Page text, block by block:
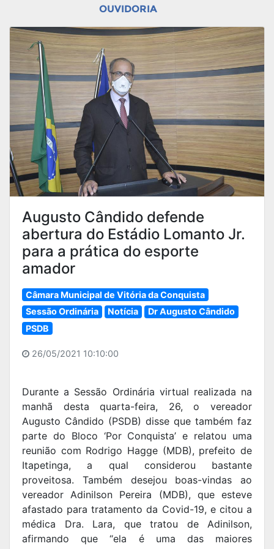
OUVIDORIA
Augusto Cândido defende
abertura do Estádio Lomanto Jr.
para a prática do esporte
amador
Câmara Municipal de Vitória da Conquista
Sessão Ordinária
Notícia
Dr Augusto Cândido
PSDB
26/05/2021 10:10:00
Durante a Sessão Ordinária virtual realizada na
manhã desta quarta-feira, 26, o vereador
Augusto Cândido (PSDB) disse que também faz
parte do Bloco ‘Por Conquista’ e relatou uma
reunião com Rodrigo Hagge (MDB), prefeito de
Itapetinga, a qual considerou bastante
proveitosa. Também desejou boas-vindas ao
vereador Adinilson Pereira (MDB), que esteve
afastado para tratamento da Covid-19, e citou a
médica Dra. Lara, que tratou de Adinilson,
afirmando que “ela é uma das maiores